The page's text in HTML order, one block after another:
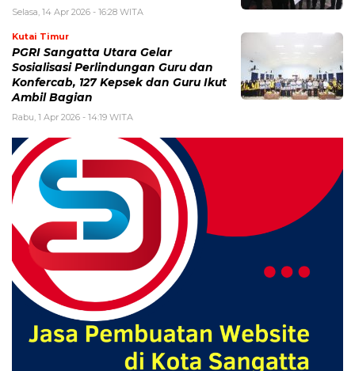
Selasa, 14 Apr 2026 - 16:28 WITA
Kutai Timur
PGRI Sangatta Utara Gelar
Sosialisasi Perlindungan Guru dan
Konfercab, 127 Kepsek dan Guru Ikut
Ambil Bagian
Rabu, 1 Apr 2026 - 14:19 WITA